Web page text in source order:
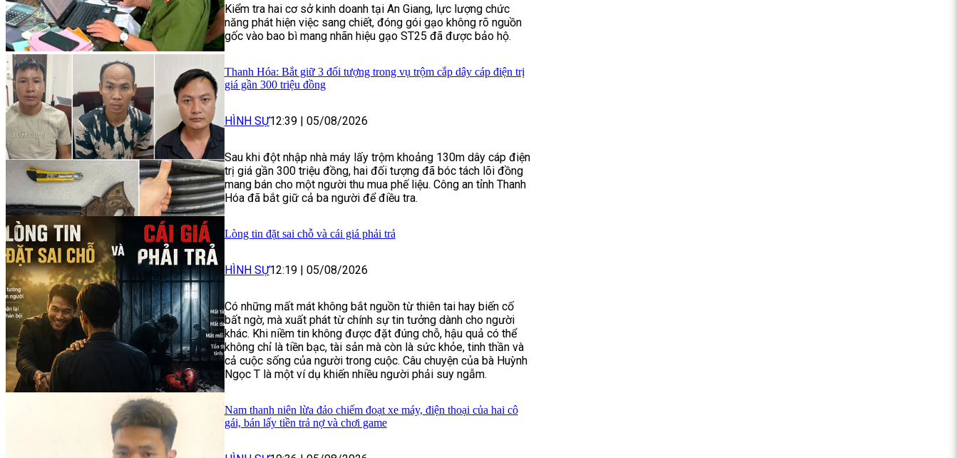
Kiểm tra hai cơ sở kinh doanh tại An Giang, lực lượng chức
năng phát hiện việc sang chiết, đóng gói gạo không rõ nguồn
gốc vào bao bì mang nhãn hiệu gạo ST25 đã được bảo hộ.
Thanh Hóa: Bắt giữ 3 đối tượng trong vụ trộm cắp dây cáp điện trị
giá gần 300 triệu đồng
HÌNH SỰ12:39 | 05/08/2026
Sau khi đột nhập nhà máy lấy trộm khoảng 130m dây cáp điện
trị giá gần 300 triệu đồng, hai đối tượng đã bóc tách lõi đồng
mang bán cho một người thu mua phế liệu. Công an tỉnh Thanh
Hóa đã bắt giữ cả ba người để điều tra.
Lòng tin đặt sai chỗ và cái giá phải trả
HÌNH SỰ12:19 | 05/08/2026
Có những mất mát không bắt nguồn từ thiên tai hay biến cố
bất ngờ, mà xuất phát từ chính sự tin tưởng dành cho người
khác. Khi niềm tin không được đặt đúng chỗ, hậu quả có thể
không chỉ là tiền bạc, tài sản mà còn là sức khỏe, tinh thần và
cả cuộc sống của người trong cuộc. Câu chuyện của bà Huỳnh
Ngọc T là một ví dụ khiến nhiều người phải suy ngẫm.
Nam thanh niên lừa đảo chiếm đoạt xe máy, điện thoại của hai cô
gái, bán lấy tiền trả nợ và chơi game